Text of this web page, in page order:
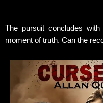
The pursuit concludes
moment of truth. Can the